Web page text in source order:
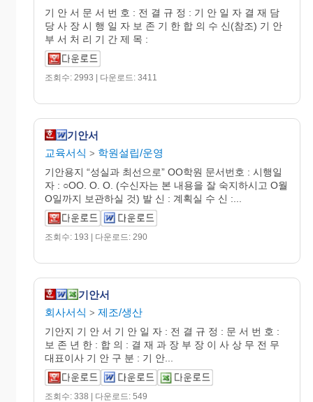
기 안 서 문 서 번 호 : 전 결 규 정 : 기 안 일 자 결 재 담
당 사 장 시 행 일 자 보 존 기 한 합 의 수 신(참조) 기 안
부 서 처 리 기 간 제 목 :
조회수: 2993 | 다운로드: 3411
기안서
교육서식 > 학원설립/운영
기안용지 “성실과 최선으로” OO학원 문서번호 : 시행일
자 : ○OO. O. O. (수신자는 본 내용을 잘 숙지하시고 O월
O일까지 보관하실 것) 발 신 : 계획실 수 신 :...
조회수: 193 | 다운로드: 290
기안서
회사서식 > 제조/생산
기안지 기 안 서 기 안 일 자 : 전 결 규 정 : 문 서 번 호 :
보 존 년 한 : 합 의 : 결 재 과 장 부 장 이 사 상 무 전 무
대표이사 기 안 구 분 : 기 안...
조회수: 338 | 다운로드: 549